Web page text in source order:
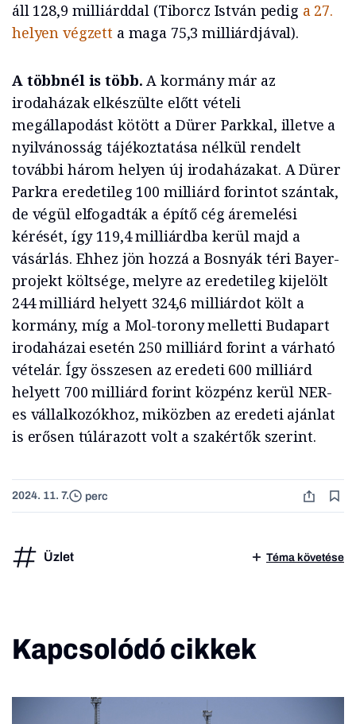
áll 128,9 milliárddal (Tiborcz István pedig a 27.
helyen végzetta maga 75,3 milliárdjával).
A többnél is több. A kormány már az
irodaházak elkészülte előtt vételi
megállapodást kötött a Dürer Parkkal, illetve a
nyilvánosság tájékoztatása nélkül rendelt
további három helyen új irodaházakat. A Dürer
Parkra eredetileg 100 milliárd forintot szántak,
de végül elfogadták a építő cég áremelési
kérését, így 119,4 milliárdba kerül majd a
vásárlás. Ehhez jön hozzá a Bosnyák téri Bayer-
projekt költsége, melyre az eredetileg kijelölt
244 milliárd helyett 324,6 milliárdot költ a
kormány, míg a Mol-torony melletti Budapart
irodaházai esetén 250 milliárd forint a várható
vételár. Így összesen az eredeti 600 milliárd
helyett 700 milliárd forint közpénz kerül NER-
es vállalkozókhoz, miközben az eredeti ajánlat
is erősen túlárazott volt a szakértők szerint.
2024. 11. 7. perc
Üzlet Téma követése
Kapcsolódó cikkek